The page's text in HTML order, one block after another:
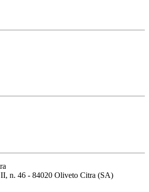
n. 46 - 84020 Oliveto Citra (SA)